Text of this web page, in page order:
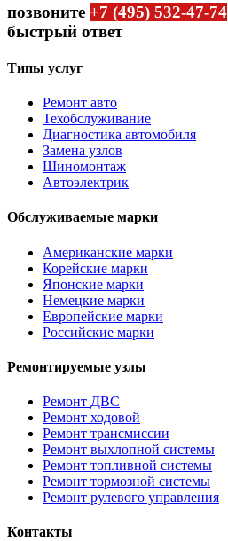
позвоните +7 (495) 532-47-74
быстрый ответ
Типы услуг
Ремонт авто
Техобслуживание
Диагностика автомобиля
Замена узлов
Шиномонтаж
Автоэлектрик
Обслуживаемые марки
Американские марки
Корейские марки
Японские марки
Немецкие марки
Европейские марки
Российские марки
Ремонтируемые узлы
Ремонт ДВС
Ремонт ходовой
Ремонт трансмиссии
Ремонт выхлопной системы
Ремонт топливной системы
Ремонт тормозной системы
Ремонт рулевого управления
Контакты